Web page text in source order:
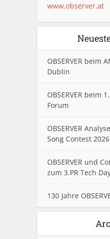
www.observer.at
OBSERVER beim
Dublin
OBSERVER beim
Forum
OBSERVER
Song Contest 2026
OBSERVER und
zum 3.PR Tech
130 Jahre